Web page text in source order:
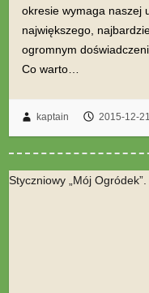
okresie wymaga naszej
największego,
ogromnym
Co warto…
kaptain 2015-12-21
Styczniowy „Mój Ogródek”.